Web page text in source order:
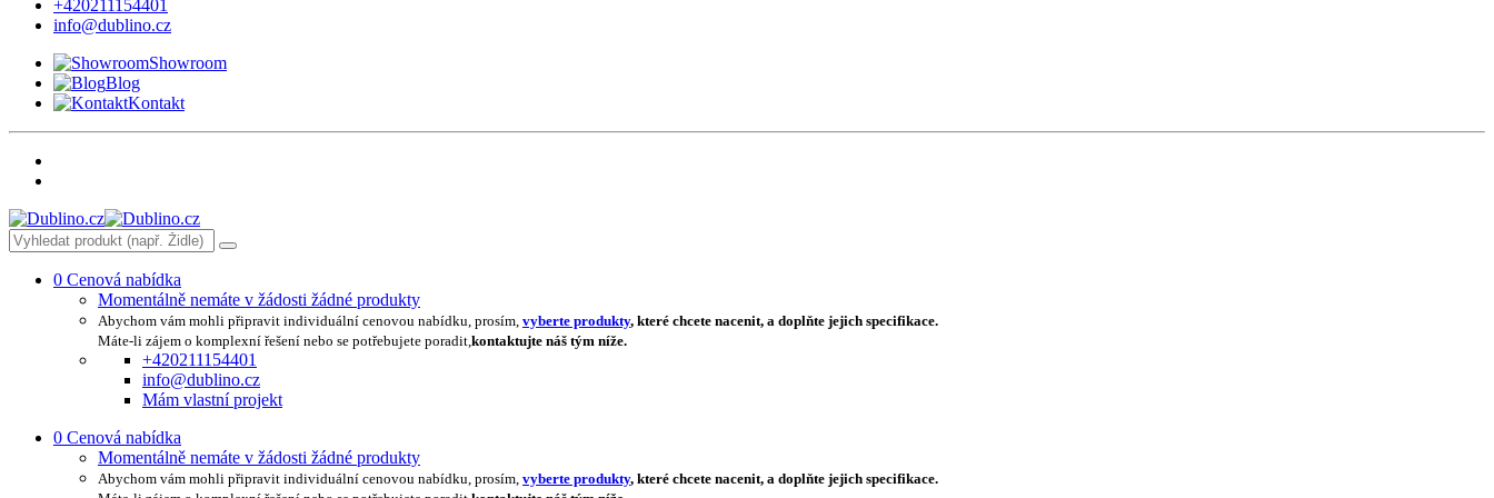
+420211154401
info@dublino.cz
Showroom
Blog
Kontakt
0 Cenová nabídka
Momentálně nemáte v žádosti žádné produkty
Abychom vám mohli připravit individuální cenovou nabídku, prosím, vyberte produkty, které chcete nacenit, a doplňte jejich specifikace.
Máte-li zájem o komplexní řešení nebo se potřebujete poradit,kontaktujte náš tým níže.
+420211154401
info@dublino.cz
Mám vlastní projekt
0 Cenová nabídka
Momentálně nemáte v žádosti žádné produkty
Abychom vám mohli připravit individuální cenovou nabídku, prosím, vyberte produkty, které chcete nacenit, a doplňte jejich specifikace.